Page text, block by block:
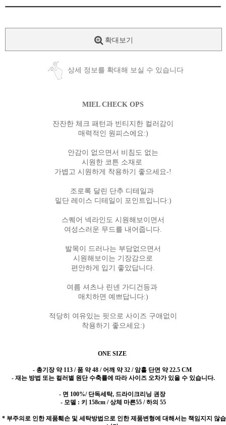
확대보기
상세 정보를 확대해 보실 수 있습니다
MIEL CHECK OPS
잔잔한 체크 패턴과 빈티지한 컬러감이
매력적인 원피스에요:)
안감이 없으면서 비침도 없는
시원한 코튼 소재로
가볍고 시원하게 착용하기 좋으세요-!
조로록 달린 단추 디테일과
밑단 레이스 디테일이 포인트입니다:)
스퀘어 넥라인도 시원해보이면서
여성스러운 무드를 내어줍니다.
발목이 드러나는 부담없으면서
시원해보이는 기장감으로
편안하게 입기 좋았답니다.
여름 셔츠나 린넨 가디건등과
매치하면 예쁘답니다:)
적당히 여유있는 핏으로 사이즈 구애없이
착용하기 좋으세요:)
ONE SIZE
- 총기장 약 113 / 품 약 48 / 어깨 약 32 / 암홀 단면 약 22.5 CM
- 재는 방법 또는 컬러별 원단 수축률에 따라 사이즈 오차가 있을 수 있습니다.
- 면 100%/ 단독세탁, 드라이크리닝 권장
- 모델 : 키 158cm / 상체 마른55 / 하의 55
* 부주의로 인한 제품훼손 및 세탁방법으로 인한 제품변형에 대해서는 책임지지 않습